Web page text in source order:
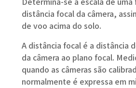
distância focal da câmera,
de voo acima do solo.
A distância focal é a distância
da câmera ao plano focal.
quando as câmeras são
normalmente é expressa em